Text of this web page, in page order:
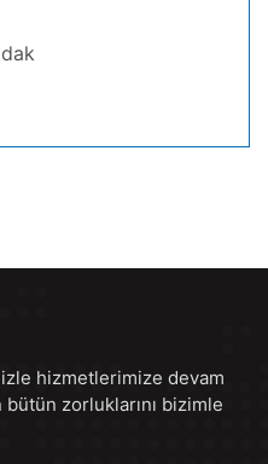
hizmetlerimize devam
zorluklarını bizimle